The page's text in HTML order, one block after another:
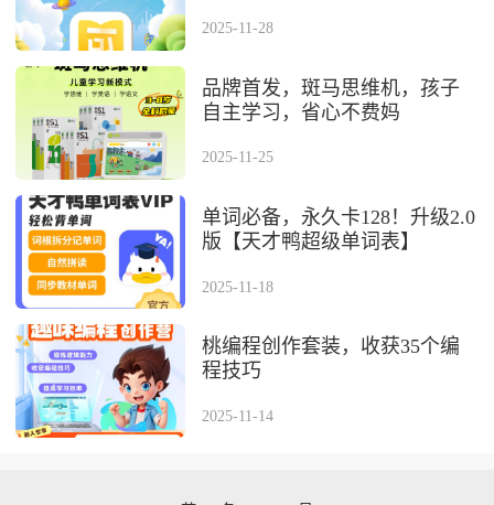
2025-11-28
品牌首发，斑马思维机，孩⼦
⾃主学习，省⼼不费妈
2025-11-25
单词必备，永久卡128！升级2.0
版【天才鸭超级单词表】
2025-11-18
桃编程创作套装，收获35个编
程技巧
2025-11-14